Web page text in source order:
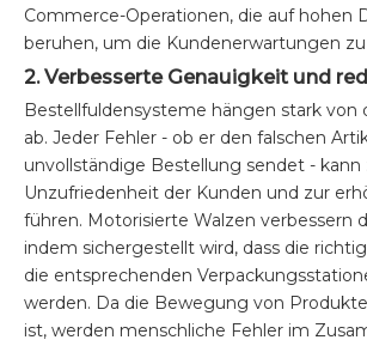
Commerce-Operationen, die auf hohen
beruhen, um die Kundenerwartungen
2. Verbesserte Genauigkeit und
Bestellfuldensysteme hängen stark von
ab. Jeder Fehler - ob er den falschen
unvollständige Bestellung sendet - kann
Unzufriedenheit der Kunden und zur
führen. Motorisierte Walzen verbessern
indem sichergestellt wird, dass die
die entsprechenden
werden. Da die Bewegung von
ist, werden menschliche Fehler im